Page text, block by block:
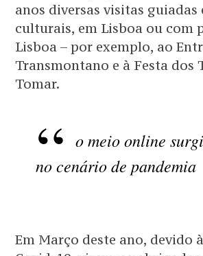
anos diversas visitas guiadas
culturais, em Lisboa ou com
Lisboa – por exemplo, ao
Transmontano e à Festa dos
Tomar.
o meio online
no cenário de pandemia
Em Março deste ano, devido